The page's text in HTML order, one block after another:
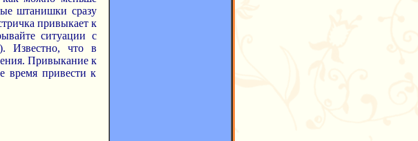
штанишки сразу
привыкает к
ситуации с
Известно, что в
Привыкание к
время привести к